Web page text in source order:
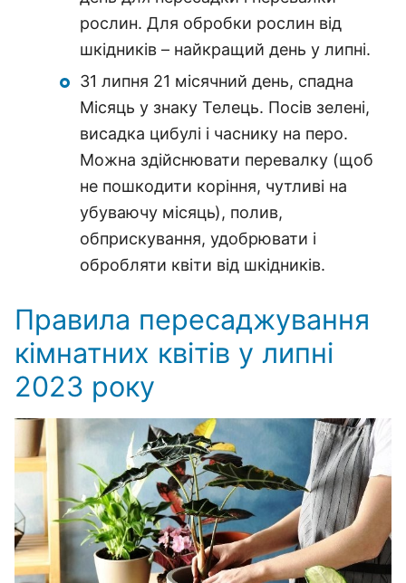
рослин. Для обробки рослин від
шкідників – найкращий день у липні.
31 липня 21 місячний день, спадна
Місяць у знаку Телець. Посів зелені,
висадка цибулі і часнику на перо.
Можна здійснювати перевалку (щоб
не пошкодити коріння, чутливі на
убуваючу місяць), полив,
обприскування, удобрювати і
обробляти квіти від шкідників.
Правила пересаджування
кімнатних квітів у липні
2023 року